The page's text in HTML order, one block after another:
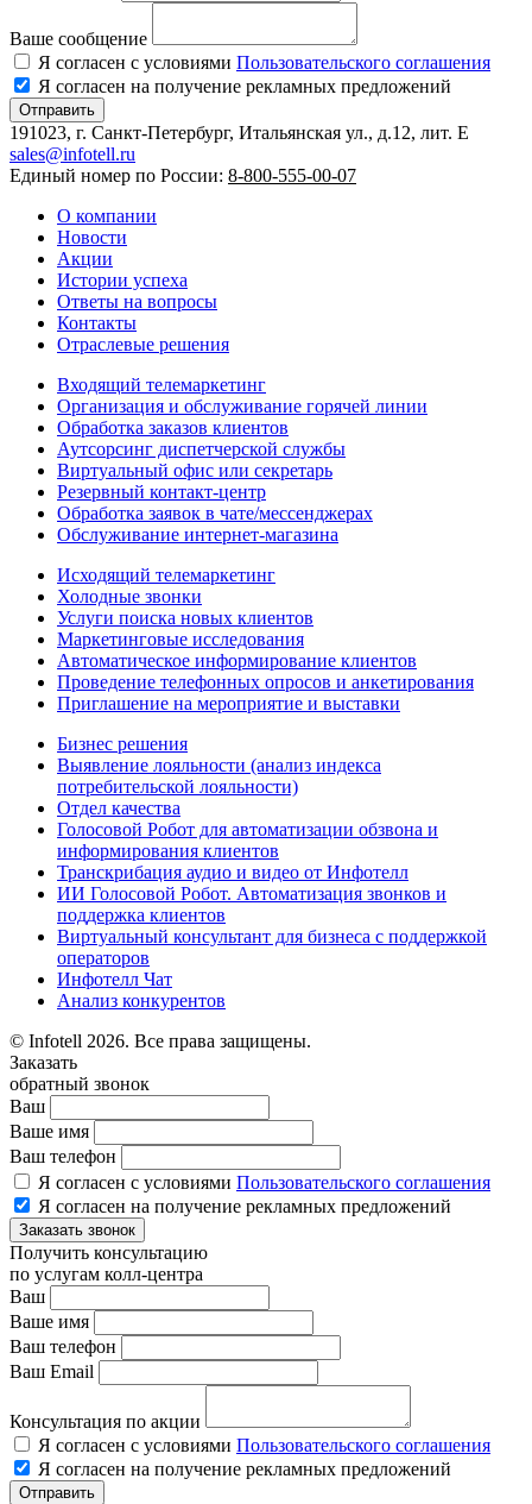
Ваше сообщение
Я согласен с условиями Пользовательского соглашения
Я согласен на получение рекламных предложений
Отправить
191023, г. Санкт-Петербург, Итальянская ул., д.12, лит. E
sales@infotell.ru
Единый номер по России: 8-800-555-00-07
О компании
Новости
Акции
Истории успеха
Ответы на вопросы
Контакты
Отраслевые решения
Входящий телемаркетинг
Организация и обслуживание горячей линии
Обработка заказов клиентов
Аутсорсинг диспетчерской службы
Виртуальный офис или секретарь
Резервный контакт-центр
Обработка заявок в чате/мессенджерах
Обслуживание интернет-магазина
Исходящий телемаркетинг
Холодные звонки
Услуги поиска новых клиентов
Маркетинговые исследования
Автоматическое информирование клиентов
Проведение телефонных опросов и анкетирования
Приглашение на мероприятие и выставки
Бизнес решения
Выявление лояльности (анализ индекса
потребительской лояльности)
Отдел качества
Голосовой Робот для автоматизации обзвона и
информирования клиентов
Транскрибация аудио и видео от Инфотелл
ИИ Голосовой Робот. Автоматизация звонков и
поддержка клиентов
Виртуальный консультант для бизнеса с поддержкой
операторов
Инфотелл Чат
Анализ конкурентов
© Infotell 2026. Все права защищены.
Заказать
обратный звонок
Ваш
Ваше имя
Ваш телефон
Я согласен с условиями Пользовательского соглашения
Я согласен на получение рекламных предложений
Заказать звонок
Получить консультацию
по услугам колл-центра
Ваш
Ваше имя
Ваш телефон
Ваш Email
Консультация по акции
Я согласен с условиями Пользовательского соглашения
Я согласен на получение рекламных предложений
Отправить